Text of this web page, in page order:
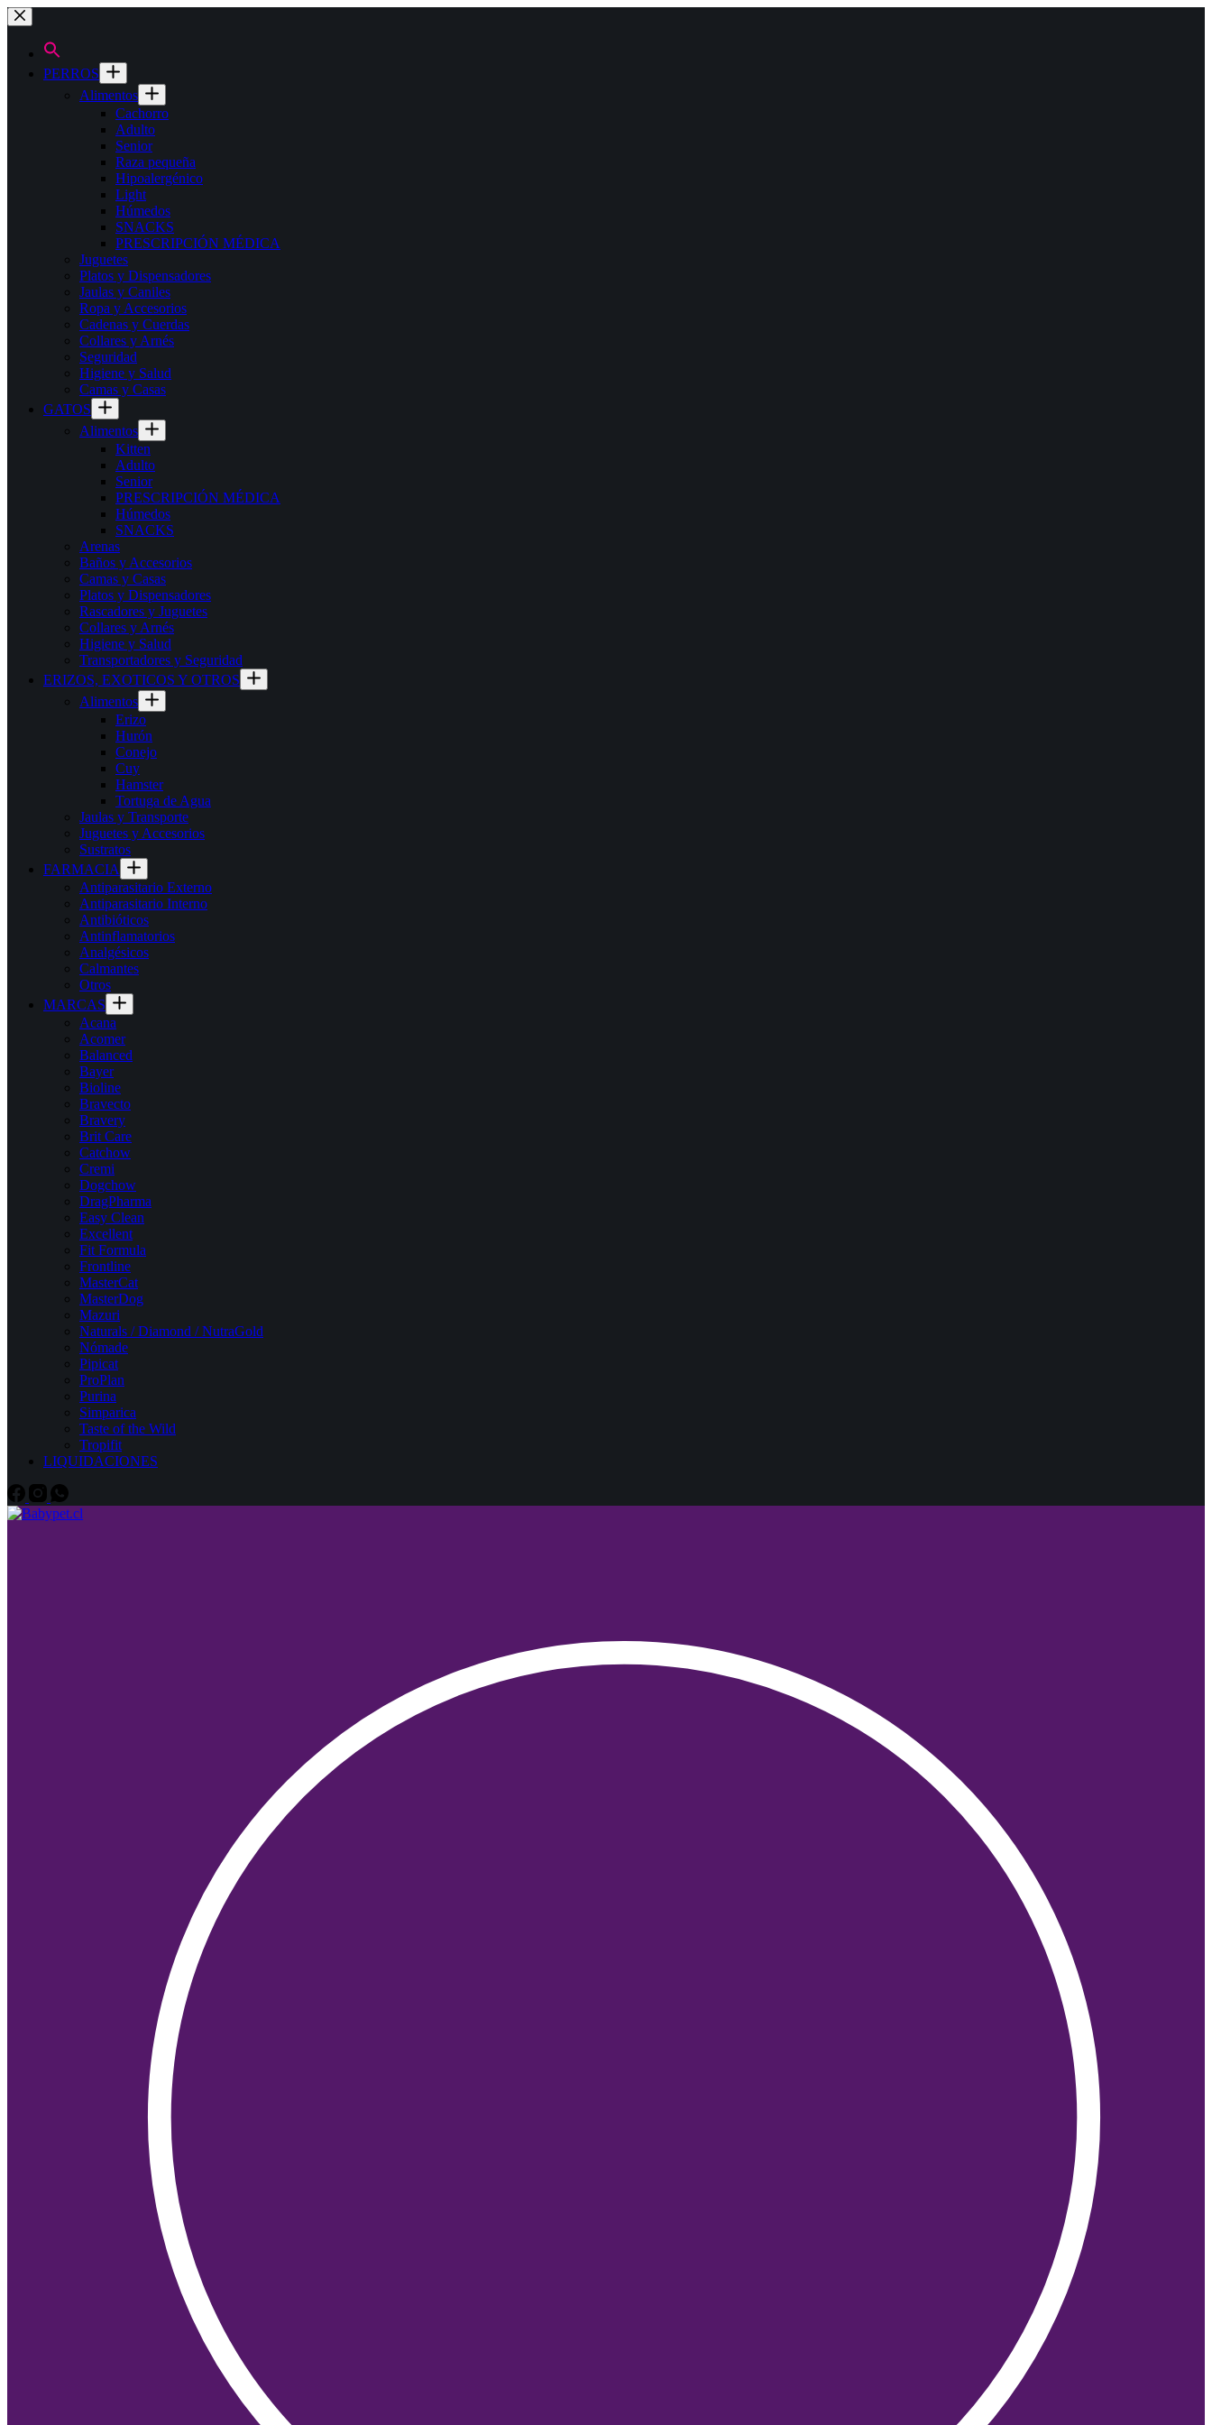
Saltar
al
contenido
PERROS
Alimentos
Cachorro
Adulto
Senior
Raza pequeña
Hipoalergénico
Light
Húmedos
SNACKS
PRESCRIPCIÓN MÉDICA
Juguetes
Platos y Dispensadores
Jaulas y Caniles
Ropa y Accesorios
Cadenas y Cuerdas
Collares y Arnés
Seguridad
Higiene y Salud
Camas y Casas
GATOS
Alimentos
Kitten
Adulto
Senior
PRESCRIPCIÓN MÉDICA
Húmedos
SNACKS
Arenas
Baños y Accesorios
Camas y Casas
Platos y Dispensadores
Rascadores y Juguetes
Collares y Arnés
Higiene y Salud
Transportadores y Seguridad
ERIZOS, EXOTICOS Y OTROS
Alimentos
Erizo
Hurón
Conejo
Cuy
Hamster
Tortuga de Agua
Jaulas y Transporte
Juguetes y Accesorios
Sustratos
FARMACIA
Antiparasitario Externo
Antiparasitario Interno
Antibióticos
Antinflamatorios
Analgésicos
Calmantes
Otros
MARCAS
Acana
Acomer
Balanced
Bayer
Bioline
Bravecto
Bravery
Brit Care
Catchow
Cremi
Dogchow
DragPharma
Easy Clean
Excellent
Fit Formula
Frontline
MasterCat
MasterDog
Mazuri
Naturals / Diamond / NutraGold
Nómade
Pipicat
ProPlan
Purina
Simparica
Taste of the Wild
Tropifit
LIQUIDACIONES